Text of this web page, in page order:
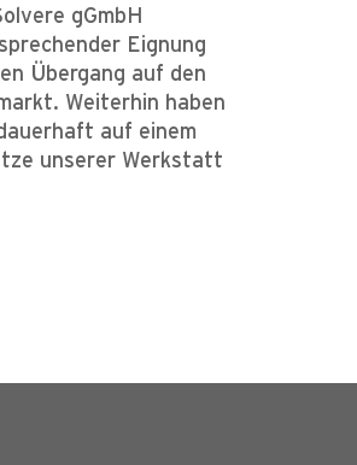
gGmbH
Eignung
Übergang auf den
Weiterhin haben
auf einem
unserer Werkstatt